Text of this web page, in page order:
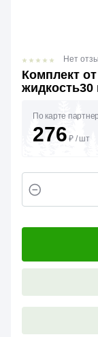
Комплект
жидкость30
Нет
По карте
276 ₽ / шт